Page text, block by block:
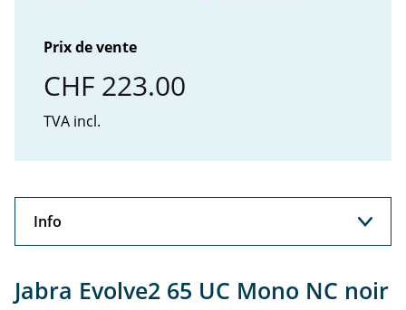
Prix de vente
CHF 223.00
TVA incl.
Info
Jabra Evolve2 65 UC Mono NC noir